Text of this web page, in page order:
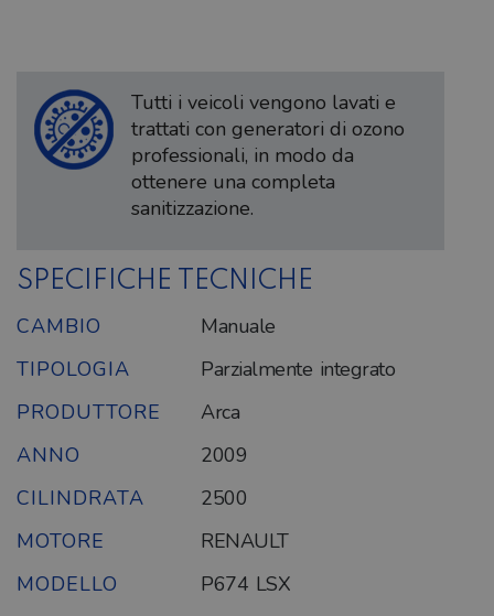
Tutti i veicoli vengono lavati e
trattati con generatori di ozono
professionali, in modo da
ottenere una completa
sanitizzazione.
SPECIFICHE TECNICHE
CAMBIO
Manuale
TIPOLOGIA
Parzialmente integrato
PRODUTTORE
Arca
ANNO
2009
CILINDRATA
2500
MOTORE
RENAULT
MODELLO
P674 LSX